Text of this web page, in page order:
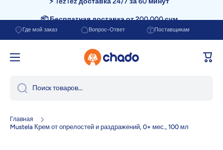
Где мой заказ Вопрос-Ответ Поставщикам
Поиск товаров...
Главная
Mustela Крем от опрелостей и раздражений, 0+ мес., 100 мл